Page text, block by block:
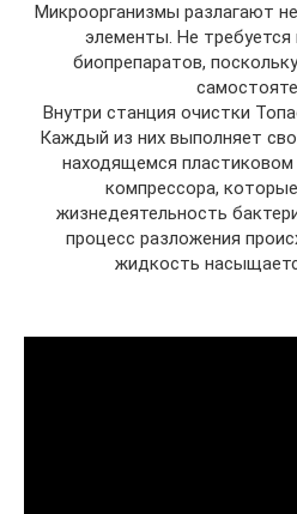
Микроорганизмы разлагают
элементы. Не
биопрепаратов,
Внутри станция очистки
Каждый из них выполняет
находящемся пластиковом
компрессора,
жизнедеятельность
процесс разложения
жидкость